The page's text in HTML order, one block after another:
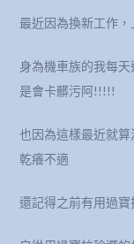
最近因為換新工作
身為機車族的我每
是會卡髒污阿!!!!!
也因為這樣最近就
乾癢不適
還記得之前有用過寶